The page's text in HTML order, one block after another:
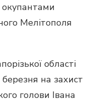
окупантами
Мелітополя
області
на захист
голови Івана